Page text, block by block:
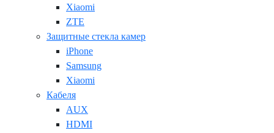
Xiaomi
ZTE
Защитные стекла камер
iPhone
Samsung
Xiaomi
Кабеля
AUX
HDMI